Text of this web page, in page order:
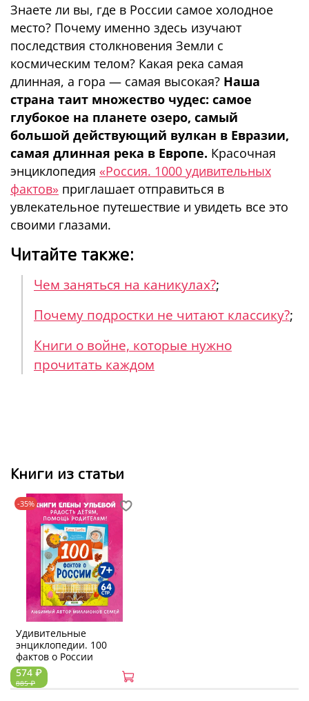
Знаете ли вы, где в России самое холодное
место? Почему именно здесь изучают
последствия столкновения Земли с
космическим телом? Какая река самая
длинная, а гора — самая высокая? Наша
страна таит множество чудес: самое
глубокое на планете озеро, самый
большой действующий вулкан в Евразии,
самая длинная река в Европе. Красочная
энциклопедия «Россия. 1000 удивительных
фактов» приглашает отправиться в
увлекательное путешествие и увидеть все это
своими глазами.
Читайте также:
Чем заняться на каникулах?;
Почему подростки не читают классику?;
Книги о войне, которые нужно
прочитать каждом
Книги из статьи
-35%
Удивительные
энциклопедии. 100
фактов о России
574 ₽
885 ₽